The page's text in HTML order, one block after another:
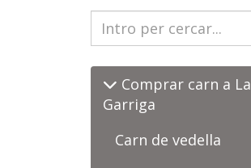
Comprar carn a La
Garriga
Carn de vedella